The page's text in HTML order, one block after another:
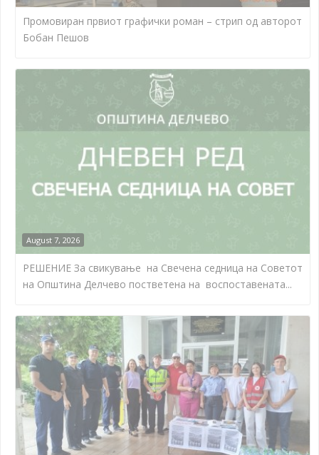
Промовиран првиот графички роман – стрип од авторот
Бобан Пешов
August 7, 2026
РЕШЕНИЕ За свикување на Свечена седница на Советот
на Општина Делчево постветена на воспоставената...